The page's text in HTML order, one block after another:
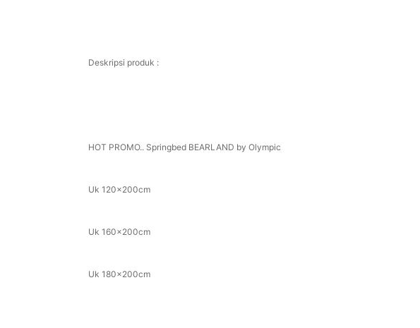
Deskripsi produk :
HOT PROMO.. Springbed BEARLAND by Olympic
Uk 120x200cm
Uk 160x200cm
Uk 180x200cm